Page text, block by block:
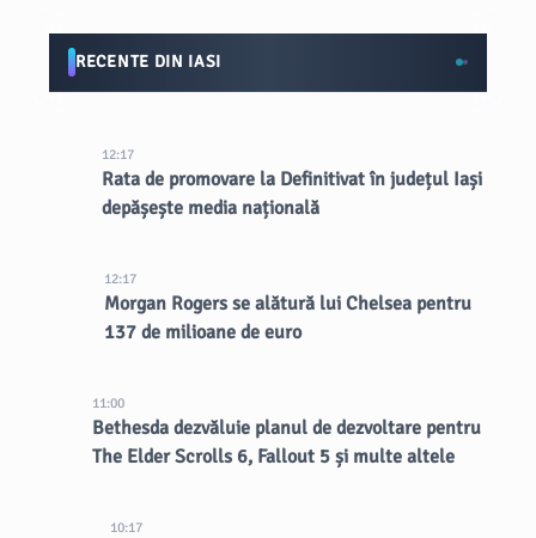
RECENTE DIN IASI
12:17
Rata de promovare la Definitivat în județul Iași
depășește media națională
12:17
Morgan Rogers se alătură lui Chelsea pentru
137 de milioane de euro
11:00
Bethesda dezvăluie planul de dezvoltare pentru
The Elder Scrolls 6, Fallout 5 și multe altele
10:17